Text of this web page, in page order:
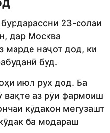
23-солаи
дар Москва
марде наҷот дод, ки
буд.
июл рух дод. Ба
вақте аз рӯи фармоиш
кӯдакон мегузашт
ба модараш